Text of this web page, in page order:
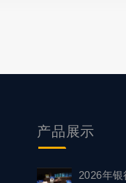
产品展示
2026年